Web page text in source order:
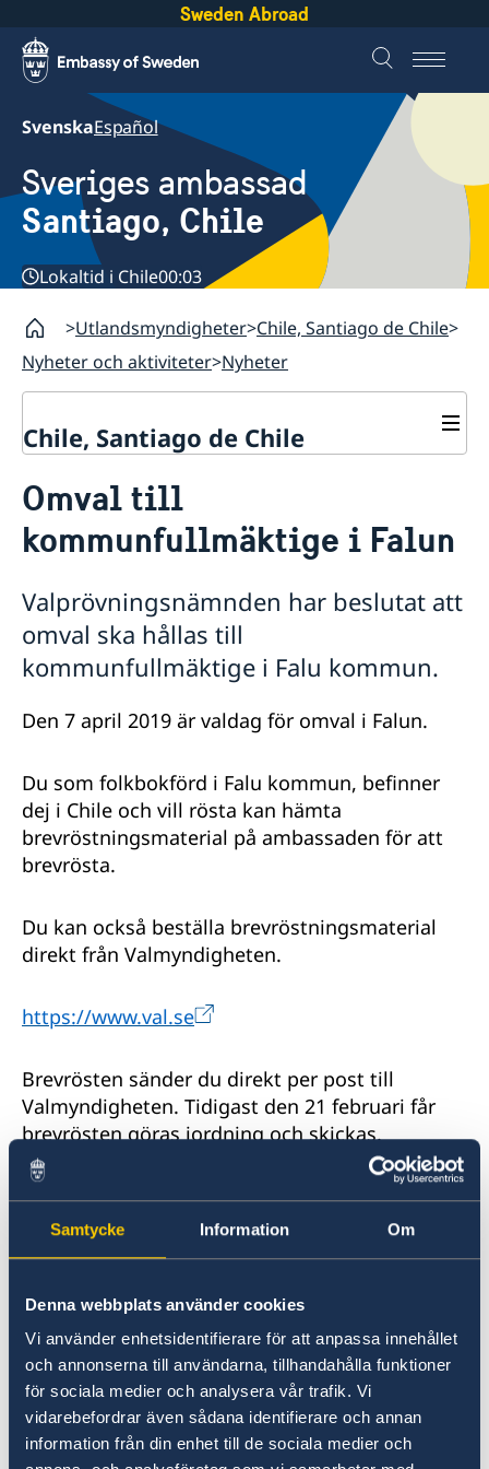
Samtycke Information Om
Denna webbplats använder cookies
Vi använder enhetsidentifierare för att anpassa innehållet
och annonserna till användarna, tillhandahålla funktioner
för sociala medier och analysera vår trafik. Vi
vidarebefordrar även sådana identifierare och annan
information från din enhet till de sociala medier och
Sweden Abroad
SvenskaEspañol
Sveriges ambassad
Santiago, Chile
Lokaltid i Chile00:03
Utlandsmyndigheter Chile, Santiago de Chile
Nyheter och aktiviteter Nyheter
Chile, Santiago de Chile
Lediga tjänster
Praktik
Avgifter
Så stöttar vi svenska företag
Vi är en resurs för svenska företag
Så kan du få stöd
Svenska företag i Chile
Anmäl handelshinder
Kontakt och Öppettider
Nyheter
Chilensk-svenska kulturinstitutet i Chile
Svenskar i Världen
Svenska kyrkan
Svenska skolan
Omval till
kommunfullmäktige i Falun
Valprövningsnämnden har beslutat att
omval ska hållas till
kommunfullmäktige i Falu kommun.
Den 7 april 2019 är valdag för omval i Falun.
Du som folkbokförd i Falu kommun, befinner
dej i Chile och vill rösta kan hämta
brevröstningsmaterial på ambassaden för att
brevrösta.
Du kan också beställa brevröstningsmaterial
direkt från Valmyndigheten.
https://www.val.se
Brevrösten sänder du direkt per post till
Valmyndigheten. Tidigast den 21 februari får
brevrösten göras iordning och skickas.
Kontakta ambassaden per mail:
ambassaden.santiago-de-chile@gov.se
, telefon
+56229401700 eller besök oss under
du vill hämta brevröstningsmaterial.
Information om röstmottagning inför EU-
valet den 26 maj finner du i följande länkar:
Rösta utomlands